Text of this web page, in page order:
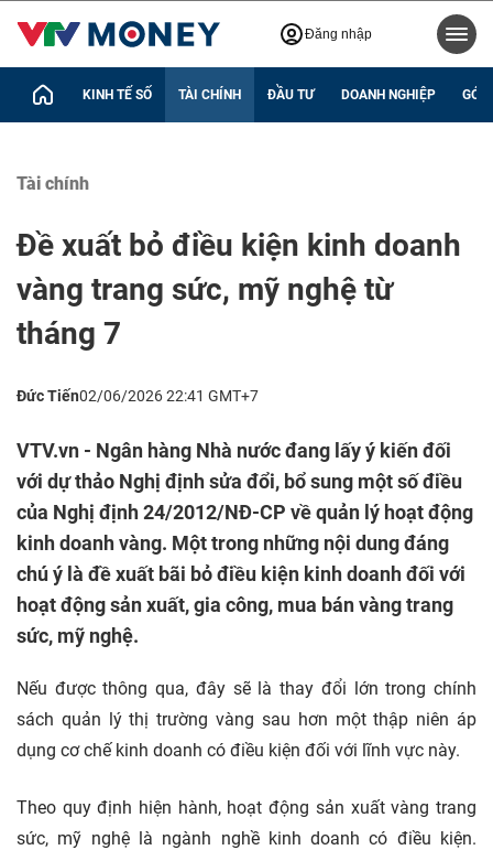
Đăng nhập
KINH TẾ SỐ TÀI CHÍNH ĐẦU TƯ DOANH NGHIỆP GÓC
Tài chính
Đề xuất bỏ điều kiện kinh doanh
vàng trang sức, mỹ nghệ từ
tháng 7
Đức Tiến02/06/2026 22:41 GMT+7
VTV.vn - Ngân hàng Nhà nước đang lấy ý kiến đối
với dự thảo Nghị định sửa đổi, bổ sung một số điều
của Nghị định 24/2012/NĐ-CP về quản lý hoạt động
kinh doanh vàng. Một trong những nội dung đáng
chú ý là đề xuất bãi bỏ điều kiện kinh doanh đối với
hoạt động sản xuất, gia công, mua bán vàng trang
sức, mỹ nghệ.
Nếu được thông qua, đây sẽ là thay đổi lớn trong chính
sách quản lý thị trường vàng sau hơn một thập niên áp
dụng cơ chế kinh doanh có điều kiện đối với lĩnh vực này.
Theo quy định hiện hành, hoạt động sản xuất vàng trang
sức, mỹ nghệ là ngành nghề kinh doanh có điều kiện.